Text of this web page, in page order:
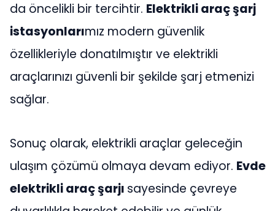
da öncelikli bir tercihtir. Elektrikli araç şarj
istasyonlarımız modern güvenlik
özellikleriyle donatılmıştır ve elektrikli
araçlarınızı güvenli bir şekilde şarj etmenizi
sağlar.
Sonuç olarak, elektrikli araçlar geleceğin
ulaşım çözümü olmaya devam ediyor. Evde
elektrikli araç şarjı sayesinde çevreye